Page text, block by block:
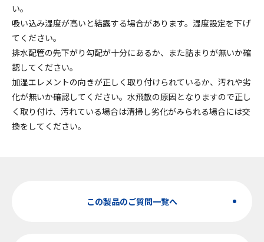
い。
吸い込み湿度が高いと結露する場合があります。湿度設定を下げ
てください。
排水配管の先下がり勾配が十分にあるか、また詰まりが無いか確
認してください。
加湿エレメントの向きが正しく取り付けられているか、汚れや劣
化が無いか確認してください。水飛散の原因となりますので正し
く取り付け、汚れている場合は清掃し劣化がみられる場合には交
換をしてください。
この製品のご質問一覧へ